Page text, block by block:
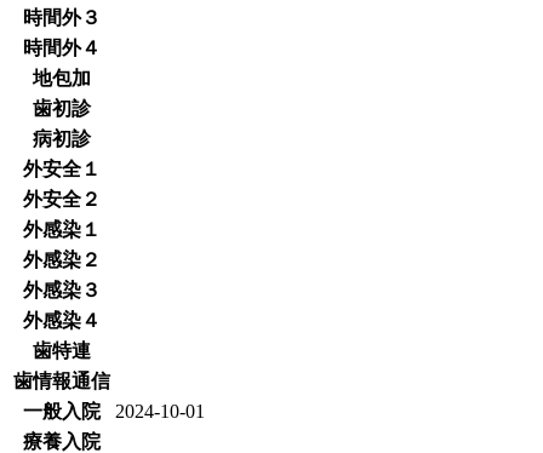
時間外３
時間外４
地包加
歯初診
病初診
外安全１
外安全２
外感染１
外感染２
外感染３
外感染４
歯特連
歯情報通信
一般入院
2024-10-01
療養入院